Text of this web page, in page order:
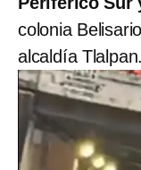
colonia
alcaldía Tlalpan.